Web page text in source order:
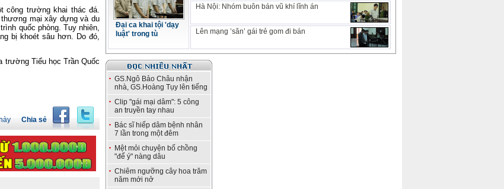
trường khai thác đá.
thương mại xây dựng và du
quốc phòng. Tuy nhiên,
bị khoét sâu hơn. Do đó,
trường Tiểu học Trần Quốc
Chia sẻ
Đại ca khai tội 'dạy
luật' trong tù
Hà Nội: Nhóm buôn bán vũ khí lĩnh án
Lên mạng ’săn’ gái trẻ gom đi bán
GS.Ngô Bảo Châu nhận
nhà, GS.Hoàng Tụy lên tiếng
Clip "gái mại dâm": 5 công
an truyền tay nhau
Bác sĩ hiếp dâm bệnh nhân
7 lần trong một đêm
Mệt mỏi chuyện bố chồng
"để ý" nàng dâu
Chiêm ngưỡng cây hoa trăm
năm mới nở